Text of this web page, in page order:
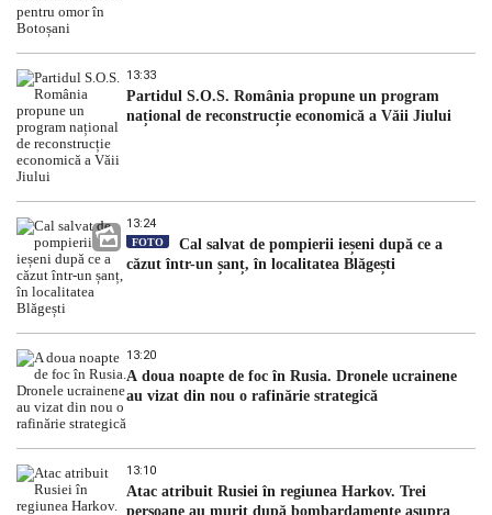
13:33
Partidul S.O.S. România propune un program
național de reconstrucție economică a Văii Jiului
13:24
FOTO
Cal salvat de pompierii ieșeni după ce a
căzut într-un șanț, în localitatea Blăgești
13:20
A doua noapte de foc în Rusia. Dronele ucrainene
au vizat din nou o rafinărie strategică
13:10
Atac atribuit Rusiei în regiunea Harkov. Trei
persoane au murit după bombardamente asupra